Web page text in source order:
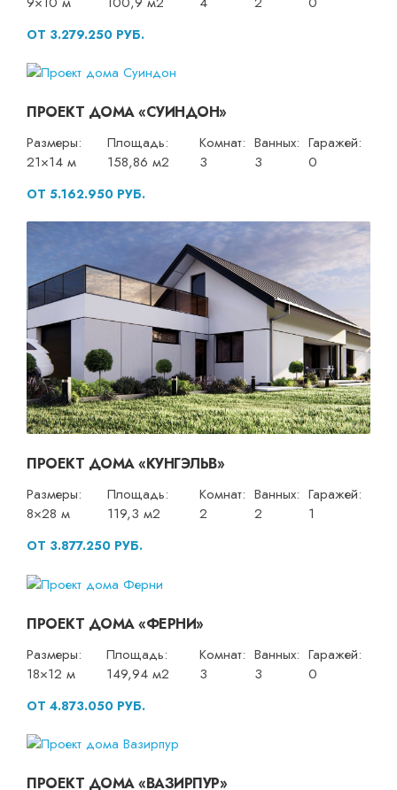
ОТ 3.279.250 РУБ.
ПРОЕКТ ДОМА «СУИНДОН»
Размеры:
21×14 м
Площадь:
158,86 м2
Комнат:
3
Ванных:
3
Гаражей:
0
ОТ 5.162.950 РУБ.
ПРОЕКТ ДОМА «КУНГЭЛЬВ»
Размеры:
8×28 м
Площадь:
119,3 м2
Комнат:
2
Ванных:
2
Гаражей:
1
ОТ 3.877.250 РУБ.
ПРОЕКТ ДОМА «ФЕРНИ»
Размеры:
18×12 м
Площадь:
149,94 м2
Комнат:
3
Ванных:
3
Гаражей:
0
ОТ 4.873.050 РУБ.
ПРОЕКТ ДОМА «ВАЗИРПУР»